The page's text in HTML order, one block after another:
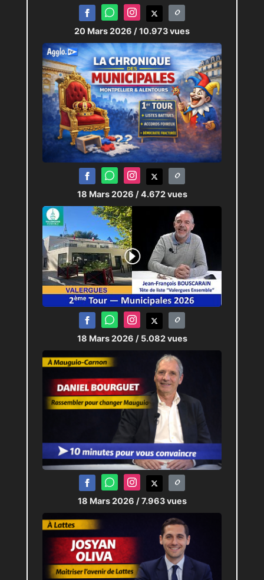
20 Mars 2026 / 10.973 vues
18 Mars 2026 / 4.672 vues
18 Mars 2026 / 5.082 vues
18 Mars 2026 / 7.963 vues